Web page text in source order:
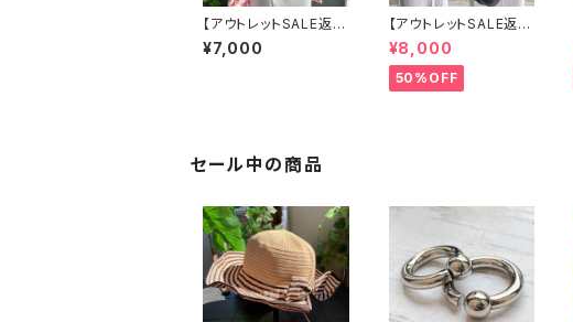
【アウトレットSALE返品
交換不可8/20まで】イ
タリア製トップス｜ Ma
¥7,000
【アウトレットSALE返品
交換不可8/20まで】イ
タリア製 CASADEILU
CA ITALY｜前フリル＆
BIGフリルトップス /ブラ
¥8,000
50%OFF
セール中の商品